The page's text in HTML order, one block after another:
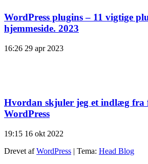
WordPress plugins – 11 vigtige
hjemmeside. 2023
16:26 29 apr 2023
Hvordan skjuler jeg et indlæg fra
WordPress
19:15 16 okt 2022
Drevet afWordPress | Tema: Head Blog